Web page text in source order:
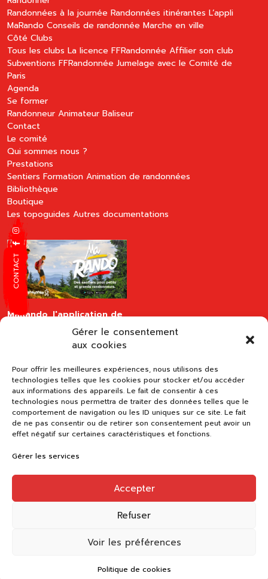
Gérer le consentement
aux cookies
Pour offrir les meilleures expériences, nous utilisons des
technologies telles que les cookies pour stocker et/ou accéder
aux informations des appareils. Le fait de consentir à ces
technologies nous permettra de traiter des données telles que le
comportement de navigation ou les ID uniques sur ce site. Le fait
de ne pas consentir ou de retirer son consentement peut avoir un
effet négatif sur certaines caractéristiques et fonctions.
Gérer les services
Accepter
Refuser
Voir les préférences
Politique de cookies
CONTACT
Randonnées à la journée Randonnées itinérantes L’appli
MaRando Conseils de randonnée Marche en ville
Côté Clubs
Tous les clubs La licence FFRandonnée Affilier son club
Subventions FFRandonnée Jumelage avec le Comité de
Paris
Agenda
Se former
Randonneur Animateur Baliseur
Contact
Le comité
Qui sommes nous ?
Prestations
Sentiers Formation Animation de randonnées
Bibliothèque
Boutique
Les topoguides Autres documentations
MaRando, l'application de
la FFRandonnée
disponible sur les stores